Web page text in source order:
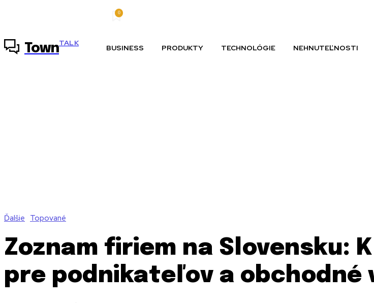
0
TownTALK
BUSINESS PRODUKTY TECHNOLÓGIE NEHNUTEĽNOSTI
Ďalšie Topované
Zoznam firiem na Slovensku:
pre podnikateľov a obchodné